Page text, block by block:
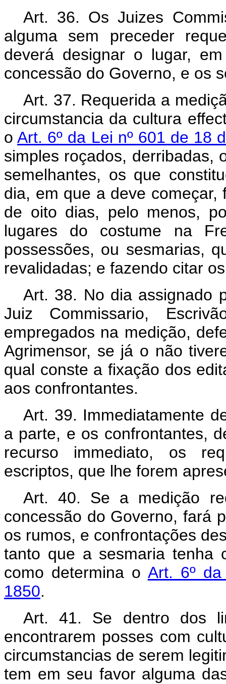
Art. 36. Os Juizes
alguma sem preceder
deverá designar o lugar,
concessão do Governo, e os
Art. 37. Requerida a
circumstancia da cultura
oArt. 6º da Lei nº 601 de 18
simples roçados, derribadas,
semelhantes, os que
dia, em que a deve começar,
de oito dias, pelo menos,
lugares do costume na
possessões, ou sesmarias,
revalidadas; e fazendo citar
Art. 38. No dia assignado
Juiz Commissario,
empregados na medição,
Agrimensor, se já o não
qual conste a fixação dos
aos confrontantes.
Art. 39. Immediatamente
a parte, e os confrontantes,
recurso immediato, os
escriptos, que lhe forem
Art. 40. Se a medição
concessão do Governo, fará
os rumos, e confrontações
tanto que a sesmaria tenha
como determina o Art. 6º
1850.
Art. 41. Se dentro dos
encontrarem posses com
circumstancias de serem
tem em seu favor alguma